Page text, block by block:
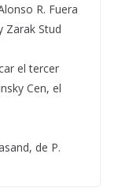
R. Fuera
Zarak Stud
el tercer
Cen, el
de P.